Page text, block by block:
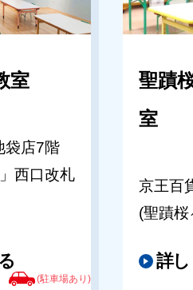
対象】「開智横浜国際
」学校講演会
10日
07日
ご案内(東京・千葉・
のハルカス教室】夏
そごう教室
う教室】夏期講習のご
東武教室
室
袋店7階
西口改札
(駐車場あり)
聖蹟
室
京王百
(聖蹟
詳